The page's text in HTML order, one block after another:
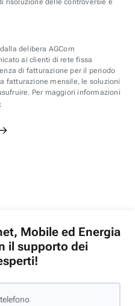
risoluzione delle controversie è
delibera AGCom
ai clienti di rete fissa
di fatturazione per il periodo
fatturazione mensile, le soluzioni
Per maggiori informazioni
Mobile ed Energia
il supporto dei